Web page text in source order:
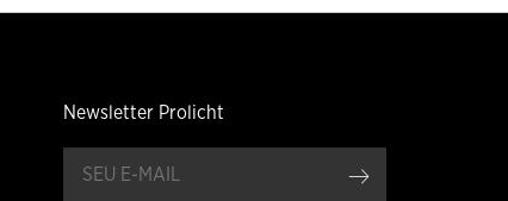
Newsletter Prolicht
Registar-se